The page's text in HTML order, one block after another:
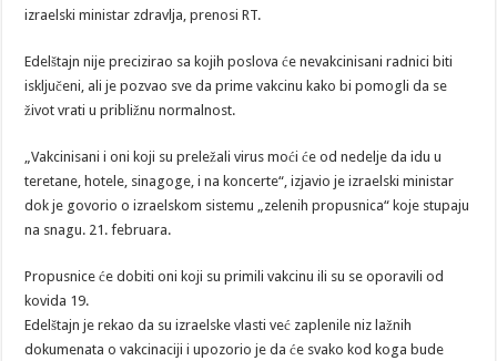
izraelski ministar zdravlja, prenosi RT.
Edelštajn nije precizirao sa kojih poslova će nevakcinisani radnici biti
isključeni, ali je pozvao sve da prime vakcinu kako bi pomogli da se
život vrati u približnu normalnost.
„Vakcinisani i oni koji su preležali virus moći će od nedelje da idu u
teretane, hotele, sinagoge, i na koncerte“, izjavio je izraelski ministar
dok je govorio o izraelskom sistemu „zelenih propusnica“ koje stupaju
na snagu. 21. februara.
Propusnice će dobiti oni koji su primili vakcinu ili su se oporavili od
kovida 19.
Edelštajn je rekao da su izraelske vlasti već zaplenile niz lažnih
dokumenata o vakcinaciji i upozorio je da će svako kod koga bude